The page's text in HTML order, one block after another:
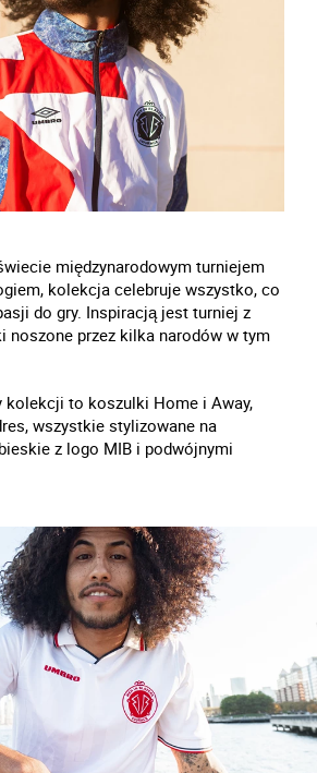
międzynarodowym turniejem
kolekcja celebruje wszystko, co
do gry. Inspiracją jest turniej z
noszone przez kilka narodów w tym
kolekcji to koszulki Home i Away,
wszystkie stylizowane na
z logo MIB i podwójnymi